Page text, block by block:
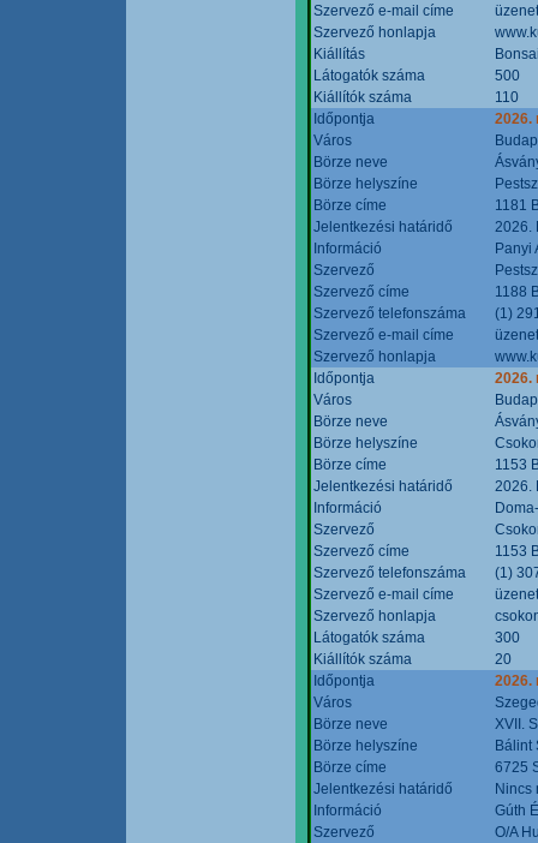
Szervező e-mail címe
Szervező honlapja
Kiállítás
Látogatók száma
500
Kiállítók száma
110
Időpontja
2026.
Város
Börze neve
Börze helyszíne
Börze címe
1181
Jelentkezési határidő
2026.
Információ
Panyi
Szervező
Szervező címe
1188
Szervező telefonszáma
(1)
Szervező e-mail címe
Szervező honlapja
Időpontja
2026.
Város
Börze neve
Börze helyszíne
Börze címe
1153
Jelentkezési határidő
2026.
Információ
Szervező
Szervező címe
1153
Szervező telefonszáma
(1)
Szervező e-mail címe
Szervező honlapja
Látogatók száma
300
Kiállítók száma
20
Időpontja
2026.
Város
Börze neve
XVII.
Börze helyszíne
Bálint
Börze címe
6725
Jelentkezési határidő
Nincs
Információ
Gúth
Szervező
O/A